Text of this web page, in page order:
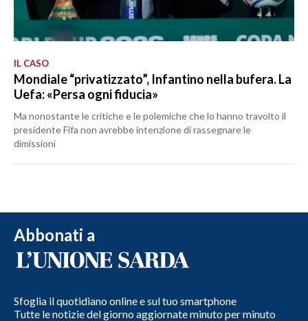
IL CASO
Mondiale “privatizzato”, Infantino nella bufera. La
Uefa: «Persa ogni fiducia»
Ma nonostante le critiche e le polemiche che lo hanno travolto il
presidente Fifa non avrebbe intenzione di rassegnare le
dimissioni
Abbonati a
Sfoglia il quotidiano online e sul tuo smartphone
Tutte le notizie del giorno aggiornate minuto per minuto